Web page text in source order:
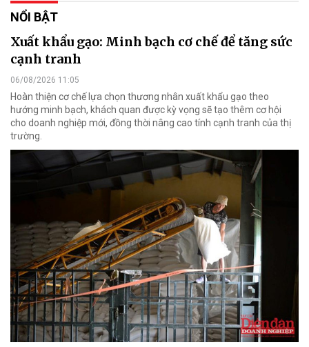
NỔI BẬT
Xuất khẩu gạo: Minh bạch cơ chế để tăng sức
cạnh tranh
06/08/2026 11:05
Hoàn thiện cơ chế lựa chọn thương nhân xuất khẩu gạo theo
hướng minh bạch, khách quan được kỳ vọng sẽ tạo thêm cơ hội
cho doanh nghiệp mới, đồng thời nâng cao tính cạnh tranh của thị
trường.